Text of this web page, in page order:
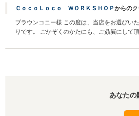
ＣｏｃｏＬｏｃｏ ＷＯＲＫＳＨＯＰからの
ブラウンコニー様 この度は、当店をお選びい
りです。 ごかぞくのかたにも、ご贔屓にして
あなたの